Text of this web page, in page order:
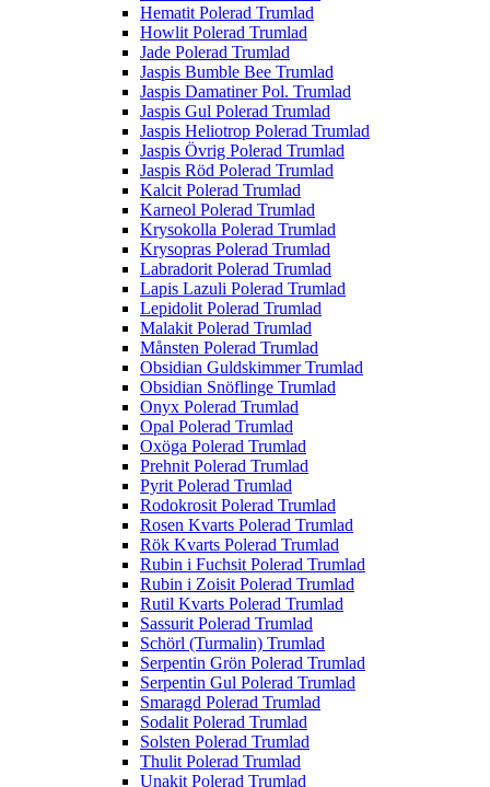
Hematit Polerad Trumlad
Howlit Polerad Trumlad
Jade Polerad Trumlad
Jaspis Bumble Bee Trumlad
Jaspis Damatiner Pol. Trumlad
Jaspis Gul Polerad Trumlad
Jaspis Heliotrop Polerad Trumlad
Jaspis Övrig Polerad Trumlad
Jaspis Röd Polerad Trumlad
Kalcit Polerad Trumlad
Karneol Polerad Trumlad
Krysokolla Polerad Trumlad
Krysopras Polerad Trumlad
Labradorit Polerad Trumlad
Lapis Lazuli Polerad Trumlad
Lepidolit Polerad Trumlad
Malakit Polerad Trumlad
Månsten Polerad Trumlad
Obsidian Guldskimmer Trumlad
Obsidian Snöflinge Trumlad
Onyx Polerad Trumlad
Opal Polerad Trumlad
Oxöga Polerad Trumlad
Prehnit Polerad Trumlad
Pyrit Polerad Trumlad
Rodokrosit Polerad Trumlad
Rosen Kvarts Polerad Trumlad
Rök Kvarts Polerad Trumlad
Rubin i Fuchsit Polerad Trumlad
Rubin i Zoisit Polerad Trumlad
Rutil Kvarts Polerad Trumlad
Sassurit Polerad Trumlad
Schörl (Turmalin) Trumlad
Serpentin Grön Polerad Trumlad
Serpentin Gul Polerad Trumlad
Smaragd Polerad Trumlad
Sodalit Polerad Trumlad
Solsten Polerad Trumlad
Thulit Polerad Trumlad
Unakit Polerad Trumlad